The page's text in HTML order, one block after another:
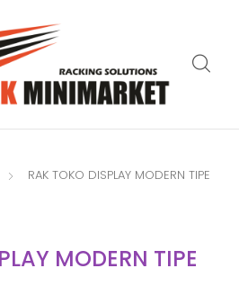
RAK TOKO DISPLAY MODERN TIPE
MODERN TIPE